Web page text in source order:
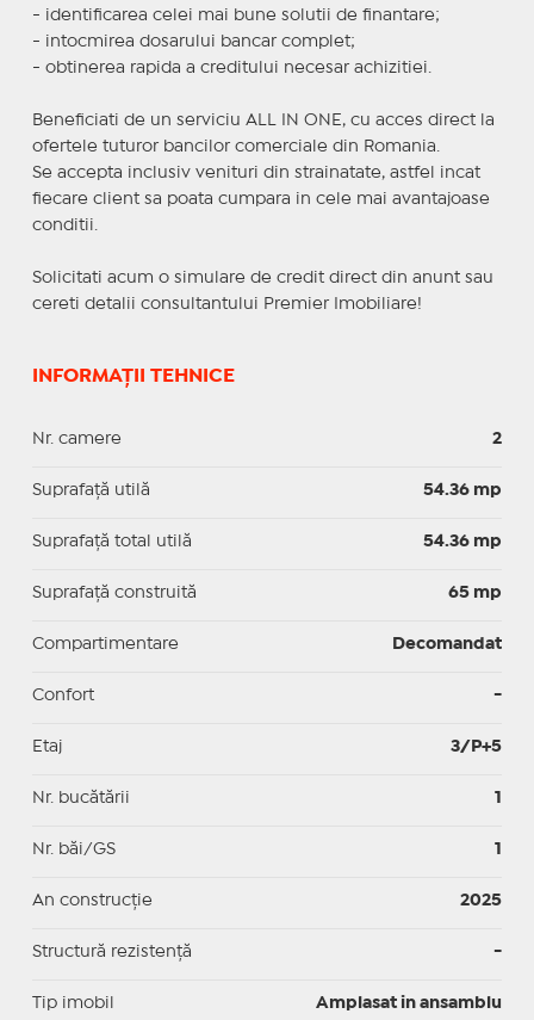
- identificarea celei mai bune solutii de finantare;
- intocmirea dosarului bancar complet;
- obtinerea rapida a creditului necesar achizitiei.
Beneficiati de un serviciu ALL IN ONE, cu acces direct la
ofertele tuturor bancilor comerciale din Romania.
Se accepta inclusiv venituri din strainatate, astfel incat
fiecare client sa poata cumpara in cele mai avantajoase
conditii.
Solicitati acum o simulare de credit direct din anunt sau
cereti detalii consultantului Premier Imobiliare!
INFORMAȚII TEHNICE
Nr. camere 2
Suprafaţă utilă 54.36 mp
Suprafaţă total utilă 54.36 mp
Suprafaţă construită 65 mp
Compartimentare Decomandat
Confort -
Etaj 3/P+5
Nr. bucătării 1
Nr. băi/GS 1
An construcție 2025
Structură rezistență -
Tip imobil
Amplasat in ansamblu